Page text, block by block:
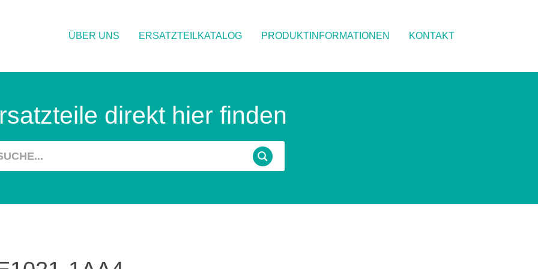
ÜBER UNS ERSATZTEILKATALOG PRODUKTINFORMATIONEN KONTAKT
direkt hier finden